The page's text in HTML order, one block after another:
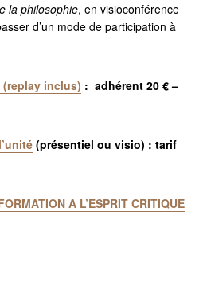
la philosophie, en visioconférence
d’un mode de participation à
inclus) : adhérent 20 € –
(présentiel ou visio) : tarif
A L’ESPRIT CRITIQUE